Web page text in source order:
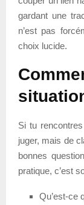
gardant une
n’est pas
choix lucide.
Si tu
juger, mais de
bonnes
pratique, c’est
Qu’est-ce